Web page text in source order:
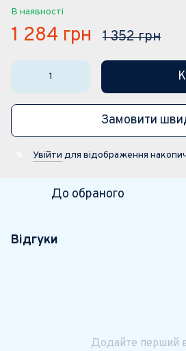
В наявності
1 284 грн 1 352 грн
Замовити
Увійти для відображення
До обраного
Відгуки
Додайте перший